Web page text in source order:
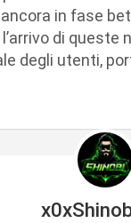
in fase
di queste
degli utenti,